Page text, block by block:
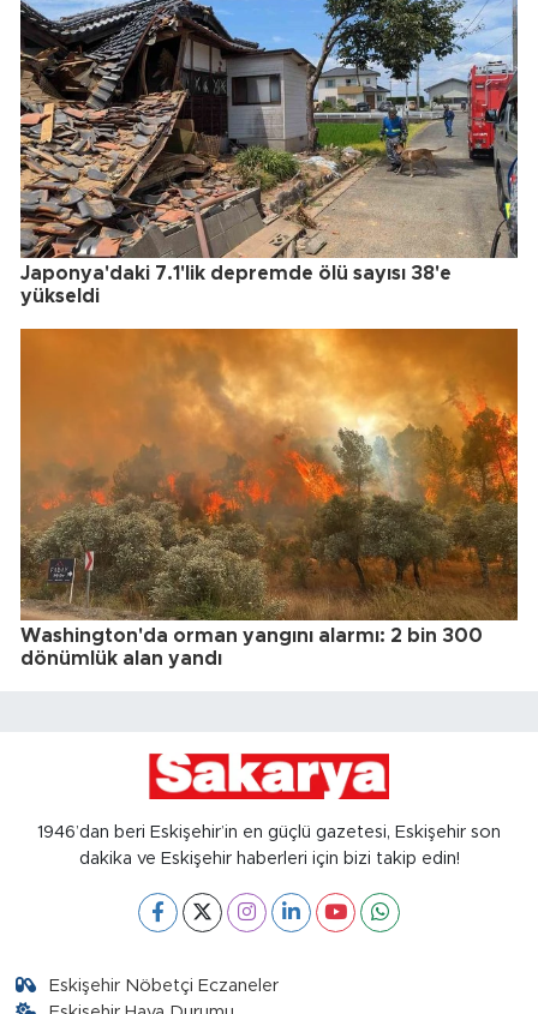
Japonya'daki 7.1'lik depremde ölü sayısı 38'e
yükseldi
Washington'da orman yangını alarmı: 2 bin 300
dönümlük alan yandı
1946’dan beri Eskişehir’in en güçlü gazetesi, Eskişehir son
dakika ve Eskişehir haberleri için bizi takip edin!
Eskişehir Nöbetçi Eczaneler